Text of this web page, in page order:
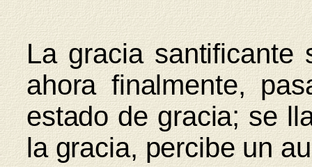
La gracia
ahora finalmente,
estado de gracia; se
la gracia, percibe un